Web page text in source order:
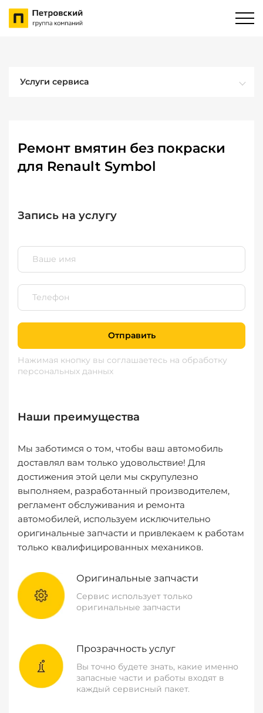
Услуги сервиса
Ремонт вмятин без покраски
для Renault Symbol
Запись на услугу
Отправить
Нажимая кнопку вы соглашаетесь на обработку
персональных данных
Наши преимущества
Мы заботимся о том, чтобы ваш автомобиль
доставлял вам только удовольствие! Для
достижения этой цели мы скрупулезно
выполняем, разработанный производителем,
регламент обслуживания и ремонта
автомобилей, используем исключительно
оригинальные запчасти и привлекаем к работам
только квалифицированных механиков.
Оригинальные запчасти
Сервис использует только
оригинальные запчасти
Прозрачность услуг
Вы точно будете знать, какие именно
запасные части и работы входят в
каждый сервисный пакет.